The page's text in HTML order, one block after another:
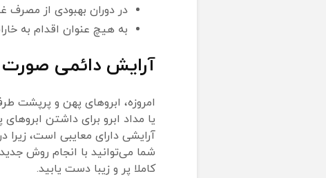
در دوران بهبودی از مصرف
به هیچ عنوان اقدام به
آرایش دائمی صورت
امروزه، ابروهای پهن و پرپشت
یا مداد ابرو برای داشتن
آرایشی دارای معایبی است،
شما می‌توانید با انجام روش
کاملا پر و زیبا دست یابید.